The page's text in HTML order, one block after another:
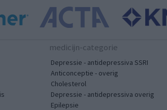
medicijn-categorie
Depressie - antidepressiva SSRI
Anticonceptie - overig
Cholesterol
Depressie - antidepressiva overig
Epilepsie